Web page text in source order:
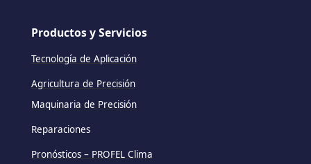
Productos y Servicios
Tecnología de Aplicación
Agricultura de Precisión
Maquinaria de Precisión
Reparaciones
Pronósticos – PROFEL Clima